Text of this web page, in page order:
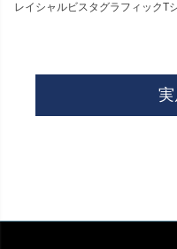
レイシャルビスタグラフィックT